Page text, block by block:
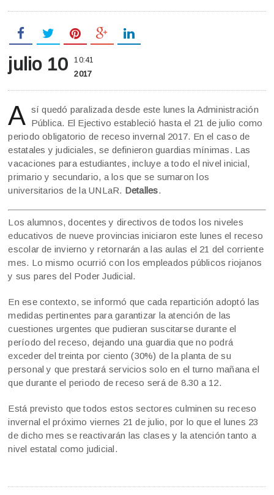
julio 10 10:41
2017
A sí quedó paralizada desde este lunes la Administración
Pública. El Ejectivo estableció hasta el 21 de julio como
periodo obligatorio de receso invernal 2017. En el caso de
estatales y judiciales, se definieron guardias mínimas. Las
vacaciones para estudiantes, incluye a todo el nivel inicial,
primario y secundario, a los que se sumaron los
universitarios de la UNLaR. Detalles.
Los alumnos, docentes y directivos de todos los niveles
educativos de nueve provincias iniciaron este lunes el receso
escolar de invierno y retornarán a las aulas el 21 del corriente
mes. Lo mismo ocurrió con los empleados públicos riojanos
y sus pares del Poder Judicial.
En ese contexto, se informó que cada repartición adoptó las
medidas pertinentes para garantizar la atención de las
cuestiones urgentes que pudieran suscitarse durante el
período del receso, dejando una guardia que no podrá
exceder del treinta por ciento (30%) de la planta de su
personal y que prestará servicios solo en el turno mañana el
que durante el periodo de receso será de 8.30 a 12.
Está previsto que todos estos sectores culminen su receso
invernal el próximo viernes 21 de julio, por lo que el lunes 23
de dicho mes se reactivarán las clases y la atención tanto a
nivel estatal como judicial.